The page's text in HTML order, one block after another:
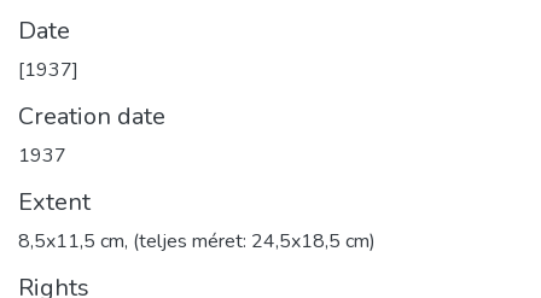
Date
[1937]
Creation date
1937
Extent
8,5x11,5 cm, (teljes méret: 24,5x18,5 cm)
Rights